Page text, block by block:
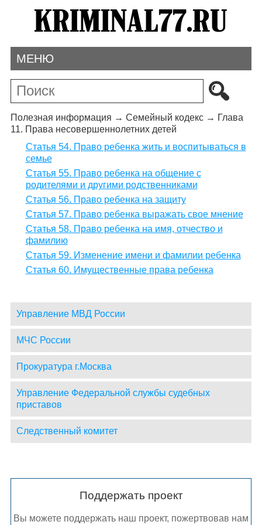
МЕНЮ
Полезная информация → Семейный кодекс→ Глава
11. Права несовершеннолетних детей
Статья 54. Право ребенка жить и воспитываться в
семье
Статья 55. Право ребенка на общение с
родителями и другими родственниками
Статья 56. Право ребенка на защиту
Статья 57. Право ребенка выражать свое мнение
Статья 58. Право ребенка на имя, отчество и
фамилию
Статья 59. Изменение имени и фамилии ребенка
Статья 60. Имущественные права ребенка
Управление МВД России
МЧС России
Прокуратура г.Москва
Управление Федеральной службы судебных
приставов
Следственный комитет
Поддержать проект
Вы можете поддержать наш проект, пожертвовав нам